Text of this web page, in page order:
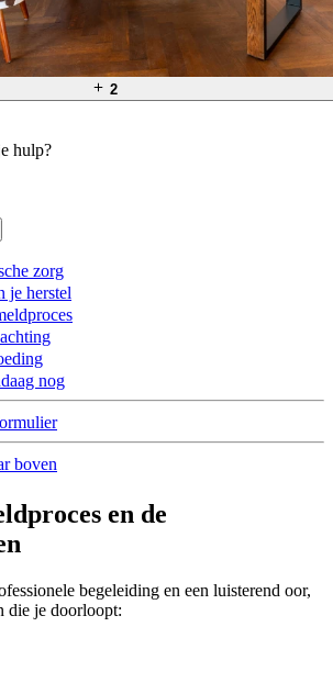
2
hulp?
zorg
je herstel
nog
boven
en de
begeleiding en een luisterend oor,
die je doorloopt: